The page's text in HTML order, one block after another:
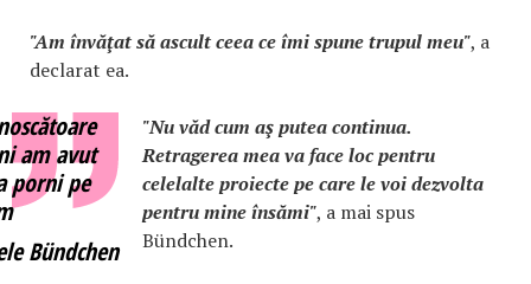
"Am învăţat să ascult ceea ce îmi spune trupul meu", a
declarat ea.
am avut
porni pe
Bündchen
"Nu văd cum aş putea continua.
Retragerea mea va face loc pentru
celelalte proiecte pe care le voi dezvolta
pentru mine însămi", a mai spus
Bündchen.